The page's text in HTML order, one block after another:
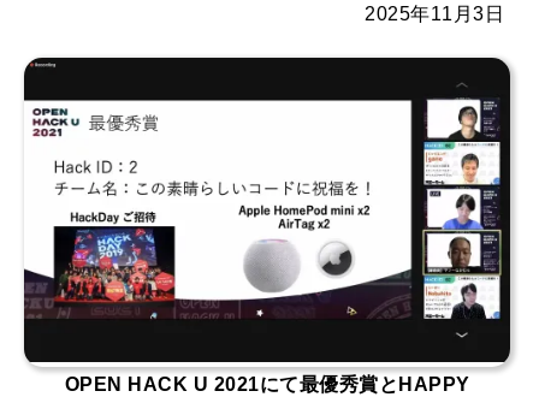
2025年11月3日
OPEN HACK U 2021にて最優秀賞とHAPPY